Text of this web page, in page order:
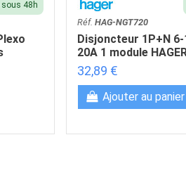
sous 48h
Réf. HAG-NGT720
Disjoncteur 1P+N
20A 1 module
32,89 €
Ajouter au panier